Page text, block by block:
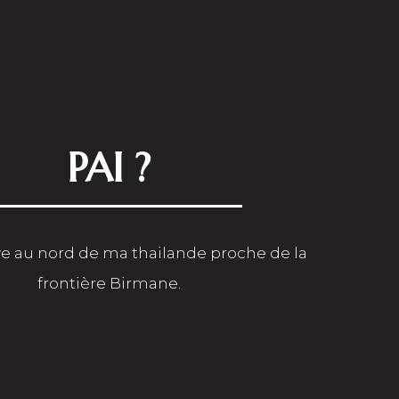
PAI ?
au nord de ma thailande proche de la
frontière Birmane.